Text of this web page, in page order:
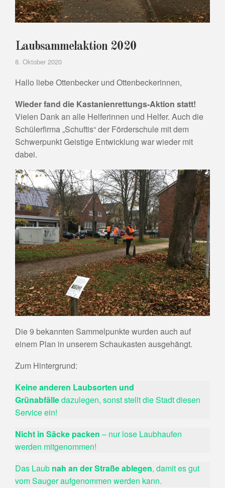
Laubsammelaktion 2020
8. Oktober 2020
Hallo liebe Ottenbecker und Ottenbeckerinnen,
Wieder fand die Kastanienrettungs-Aktion statt!
Vielen Dank an alle Helferinnen und Helfer. Auch die
Schülerfirma „Schuftis“ der Förderschule mit dem
Schwerpunkt Geistige Entwicklung war wieder mit
dabei.
Die 9 bekannten Sammelpunkte wurden auch auf
einem Plan in unserem Schaukasten ausgehängt.
Zum Hintergrund:
Keine anderen Laubsorten und
Grünabfälledazulegen, sonst stellt die Stadt diesen
Service ein!
Nicht in Säcke packen – nur lose Laubhaufen
werden mitgenommen!
Das Laub nah an der Straße ablegen, damit es gut
vom Sauger aufgenommen werden kann.